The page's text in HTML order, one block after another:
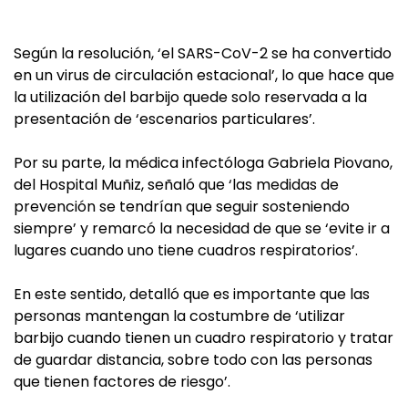
Según la resolución, ‘el SARS-CoV-2 se ha convertido
en un virus de circulación estacional’, lo que hace que
la utilización del barbijo quede solo reservada a la
presentación de ‘escenarios particulares’.
Por su parte, la médica infectóloga Gabriela Piovano,
del Hospital Muñiz, señaló que ‘las medidas de
prevención se tendrían que seguir sosteniendo
siempre’ y remarcó la necesidad de que se ‘evite ir a
lugares cuando uno tiene cuadros respiratorios’.
En este sentido, detalló que es importante que las
personas mantengan la costumbre de ‘utilizar
barbijo cuando tienen un cuadro respiratorio y tratar
de guardar distancia, sobre todo con las personas
que tienen factores de riesgo’.